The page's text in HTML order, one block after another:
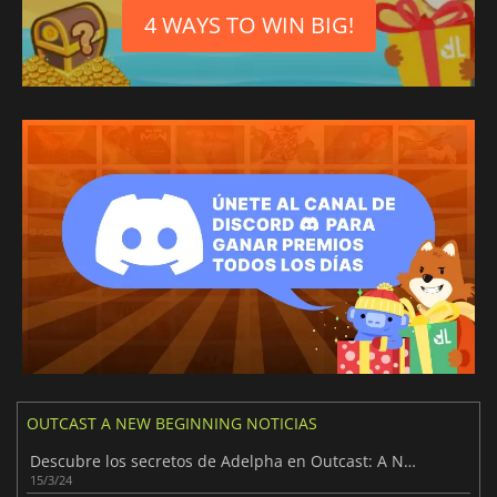
4 WAYS TO WIN BIG!
OUTCAST A NEW BEGINNING NOTICIAS
Descubre los secretos de Adelpha en Outcast: A New Begining
15/3/24